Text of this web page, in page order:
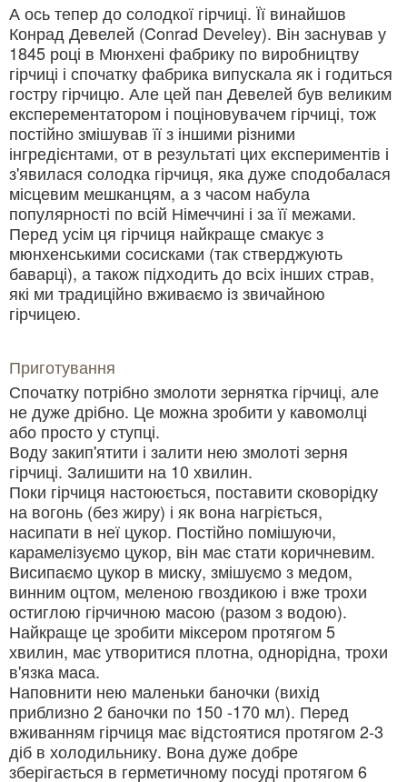
А ось тепер до солодкої гірчиці. Її винайшов
Конрад Девелей (Conrad Develey). Він заснував у
1845 році в Мюнхені фабрику по виробництву
гірчиці і спочатку фабрика випускала як і годиться
гостру гірчицю. Але цей пан Девелей був великим
експерементатором і поціновувачем гірчиці, тож
постійно змішував її з іншими різними
інгредієнтами, от в результаті цих експериментів і
з'явилася солодка гірчиця, яка дуже сподобалася
місцевим мешканцям, а з часом набула
популярності по всій Німеччині і за її межами.
Перед усім ця гірчиця найкраще смакує з
мюнхенськими сосисками (так стверджують
баварці), а також підходить до всіх інших страв,
які ми традиційно вживаємо із звичайною
гірчицею.
Приготування
Спочатку потрібно змолоти зернятка гірчиці, але
не дуже дрібно. Це можна зробити у кавомолці
або просто у ступці.
Воду закип'ятити і залити нею змолоті зерня
гірчиці. Залишити на 10 хвилин.
Поки гірчиця настоюється, поставити сковорідку
на вогонь (без жиру) і як вона нагріється,
насипати в неї цукор. Постійно помішуючи,
карамелізуємо цукор, він має стати коричневим.
Висипаємо цукор в миску, змішуємо з медом,
винним оцтом, меленою гвоздикою і вже трохи
остиглою гірчичною масою (разом з водою).
Найкраще це зробити міксером протягом 5
хвилин, має утворитися плотна, однорідна, трохи
в'язка маса.
Наповнити нею маленьки баночки (вихід
приблизно 2 баночки по 150 -170 мл). Перед
вживанням гірчиця має відстоятися протягом 2-3
діб в холодильнику. Вона дуже добре
зберігається в герметичному посуді протягом 6